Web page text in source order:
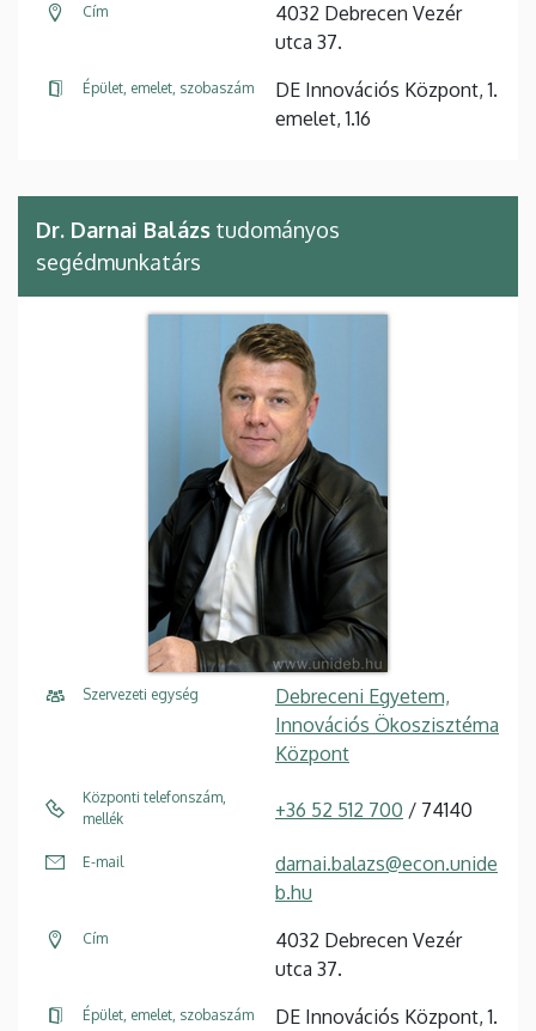
Cím
4032 Debrecen Vezér
utca 37.
Épület, emelet, szobaszám
DE Innovációs Központ, 1.
emelet, 1.16
Dr. Darnai Balázs tudományos
segédmunkatárs
Szervezeti egység
Debreceni Egyetem,
Innovációs Ökoszisztéma
Központ
Központi telefonszám,
mellék
+36 52 512 700 / 74140
E-mail
darnai.balazs@econ.unide
b.hu
Cím
4032 Debrecen Vezér
utca 37.
Épület, emelet, szobaszám
DE Innovációs Központ, 1.